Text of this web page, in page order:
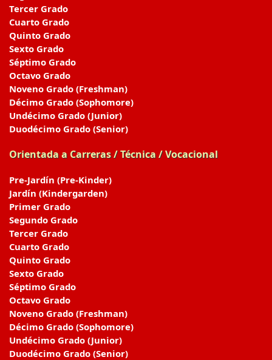
Tercer Grado
Cuarto Grado
Quinto Grado
Sexto Grado
Séptimo Grado
Octavo Grado
Noveno Grado (Freshman)
Décimo Grado (Sophomore)
Undécimo Grado (Junior)
Duodécimo Grado (Senior)
Orientada a Carreras / Técnica / Vocacional
Pre-Jardín (Pre-Kinder)
Jardín (Kindergarden)
Primer Grado
Segundo Grado
Tercer Grado
Cuarto Grado
Quinto Grado
Sexto Grado
Séptimo Grado
Octavo Grado
Noveno Grado (Freshman)
Décimo Grado (Sophomore)
Undécimo Grado (Junior)
Duodécimo Grado (Senior)